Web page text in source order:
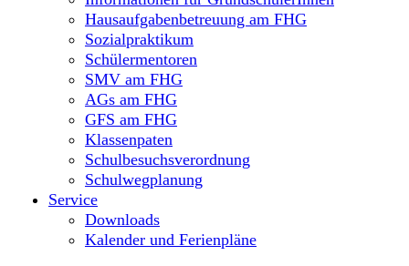
Hausaufgabenbetreuung am FHG
Sozialpraktikum
Schülermentoren
SMV am FHG
AGs am FHG
GFS am FHG
Klassenpaten
Schulbesuchsverordnung
Schulwegplanung
Service
Downloads
Kalender und Ferienpläne